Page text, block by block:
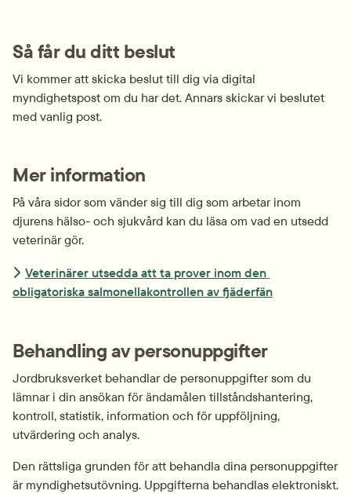
Så får du ditt beslut
Vi kommer att skicka beslut till dig via digital
myndighetspost om du har det. Annars skickar vi beslutet
med vanlig post.
Mer information
På våra sidor som vänder sig till dig som arbetar inom
djurens hälso- och sjukvård kan du läsa om vad en utsedd
veterinär gör.
Veterinärer utsedda att ta prover inom den
obligatoriska salmonellakontrollen av fjäderfän
Behandling av personuppgifter
Jordbruksverket behandlar de personuppgifter som du
lämnar i din ansökan för ändamålen tillståndshantering,
kontroll, statistik, information och för uppföljning,
utvärdering och analys.
Den rättsliga grunden för att behandla dina personuppgifter
är myndighetsutövning. Uppgifterna behandlas elektroniskt.